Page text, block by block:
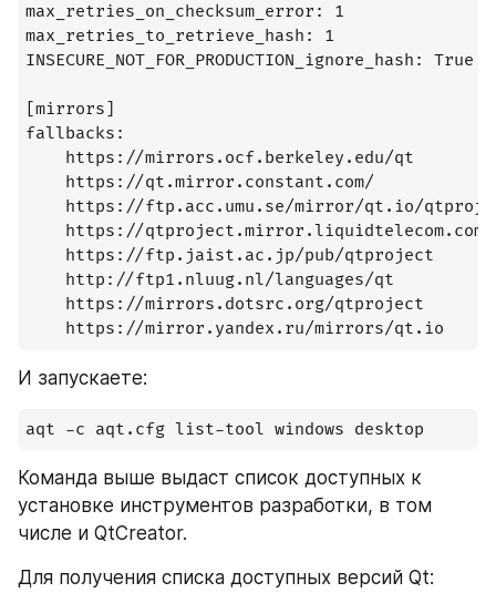
max_retries_on_checksum_error: 1
max_retries_to_retrieve_hash: 1
INSECURE_NOT_FOR_PRODUCTION_ignore_hash: True
[mirrors]
fallbacks:
    https://mirrors.ocf.berkeley.edu/qt
    https://qt.mirror.constant.com/
https://ftp.acc.umu.se/mirror/qt.io/
    https://qtproject.mirror.liquidtelecom.com/
    https://ftp.jaist.ac.jp/pub/qtproject
    http://ftp1.nluug.nl/languages/qt
    https://mirrors.dotsrc.org/qtproject
    https://mirror.yandex.ru/mirrors/qt.io
И запускаете:
aqt -c aqt.cfg list-tool windows desktop
Команда выше выдаст список доступных к
установке инструментов разработки, в том
числе и QtCreator.
Для получения списка доступных версий Qt: